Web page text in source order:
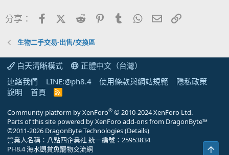
分享： FacebookX (Twitter)
Reddit PinterestTumblrWhatsApp電子郵件
生物二手交易-出售/交換區
白天清晰模式
正體中文（台灣）
連絡我們
LINE:@ph8.4 使用條款與網站規範
隱私政策
說明
首頁
R
Community platform by XenForo® © 2010-2024 XenForo Ltd.
Parts of this site powered byXenForo add-ons from DragonByte™
©2011-2026 DragonByte Technologies(Details)
營業人名稱：八點四企業社 統一編號：25953834
PH8.4 海水觀賞魚寵物交流網
上方